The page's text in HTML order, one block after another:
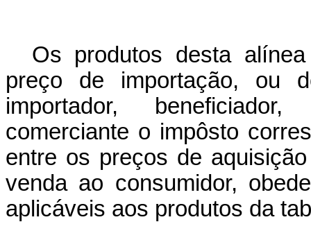
Os produtos desta
preço de importação, ou
importador,
comerciante o impôsto
entre os preços de
venda ao consumidor,
aplicáveis aos produtos da